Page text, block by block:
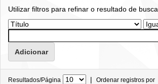
Utilizar filtros para refinar o resultado de busca.
Resultados/Página | Ordenar registros por